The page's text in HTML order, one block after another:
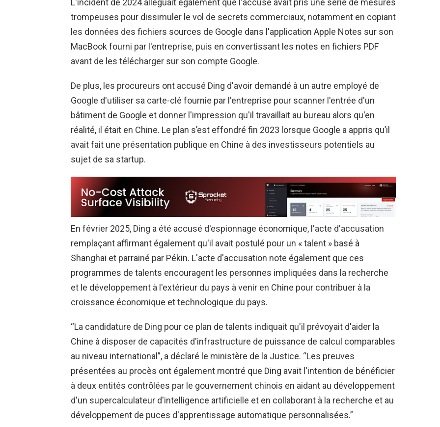
L'incident de 2024 alléguait également que l'accusé avait pris une série de mesures
trompeuses pour dissimuler le vol de secrets commerciaux, notamment en copiant
les données des fichiers sources de Google dans l'application Apple Notes sur son
MacBook fourni par l'entreprise, puis en convertissant les notes en fichiers PDF
avant de les télécharger sur son compte Google.
De plus, les procureurs ont accusé Ding d'avoir demandé à un autre employé de
Google d'utiliser sa carte-clé fournie par l'entreprise pour scanner l'entrée d'un
bâtiment de Google et donner l'impression qu'il travaillait au bureau alors qu'en
réalité, il était en Chine. Le plan s’est effondré fin 2023 lorsque Google a appris qu’il
avait fait une présentation publique en Chine à des investisseurs potentiels au
sujet de sa startup.
En février 2025, Ding a été accusé d'espionnage économique, l'acte d'accusation
remplaçant affirmant également qu'il avait postulé pour un « talent » basé à
Shanghai et parrainé par Pékin. L'acte d'accusation note également que ces
programmes de talents encouragent les personnes impliquées dans la recherche
et le développement à l'extérieur du pays à venir en Chine pour contribuer à la
croissance économique et technologique du pays.
“La candidature de Ding pour ce plan de talents indiquait qu'il prévoyait d'aider la
Chine à disposer de capacités d'infrastructure de puissance de calcul comparables
au niveau international”, a déclaré le ministère de la Justice. “Les preuves
présentées au procès ont également montré que Ding avait l'intention de bénéficier
à deux entités contrôlées par le gouvernement chinois en aidant au développement
d'un supercalculateur d'intelligence artificielle et en collaborant à la recherche et au
développement de puces d'apprentissage automatique personnalisées.”